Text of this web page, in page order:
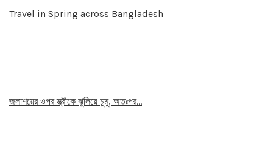
Travel in Spring across Bangladesh
জলাশয়ের ওপর স্ত্রীকে ঝুলিয়ে চুমু, অতঃপর…